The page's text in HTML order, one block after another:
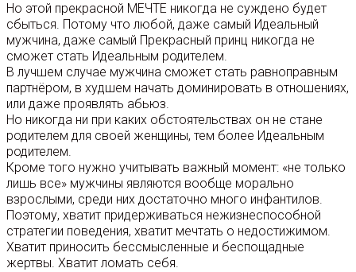
Но этой прекрасной МЕЧТЕ никогда не суждено будет
сбыться. Потому что любой, даже самый Идеальный
мужчина, даже самый Прекрасный принц никогда не
сможет стать Идеальным родителем.
В лучшем случае мужчина сможет стать равноправным
партнёром, в худшем начать доминировать в отношениях,
или даже проявлять абьюз.
Но никогда ни при каких обстоятельствах он не стане
родителем для своей женщины, тем более Идеальным
родителем.
Кроме того нужно учитывать важный момент: «не только
лишь все» мужчины являются вообще морально
взрослыми, среди них достаточно много инфантилов.
Поэтому, хватит придерживаться нежизнеспособной
стратегии поведения, хватит мечтать о недостижимом.
Хватит приносить бессмысленные и беспощадные
жертвы. Хватит ломать себя.